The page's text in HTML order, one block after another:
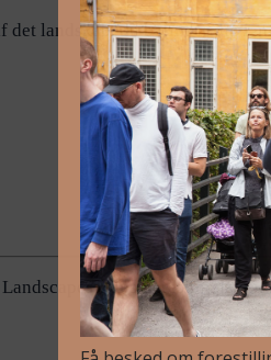
landskab, du befinder dig i,
kunstneres forslag til